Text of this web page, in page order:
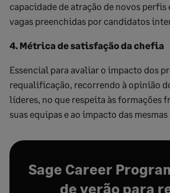
capacidade de atração de novos perfis
vagas preenchidas por candidatos
4. Métrica de satisfação da chefia
Essencial para avaliar o impacto dos
requalificação, recorrendo à opinião
líderes, no que respeita às formações
suas equipas e ao impacto das
Sage Career
de verão para